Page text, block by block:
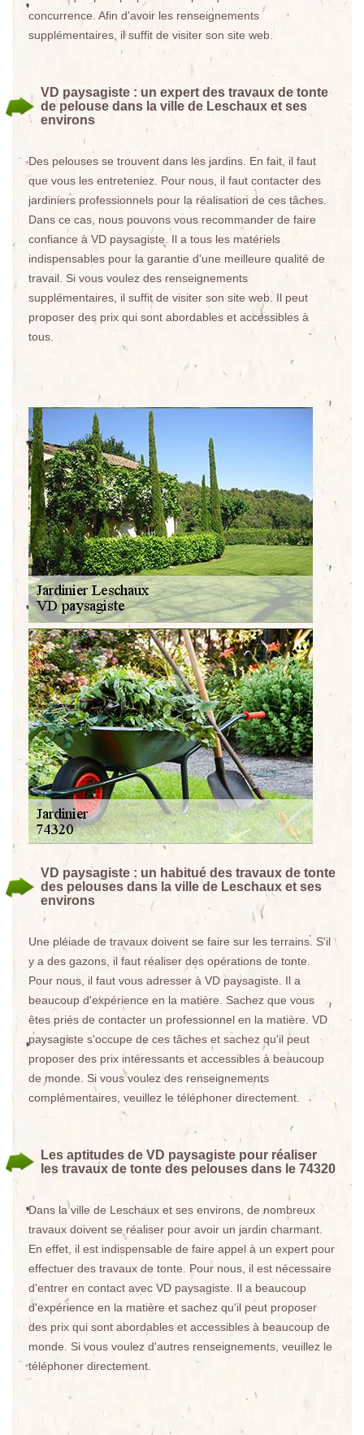
concurrence. Afin d'avoir les renseignements
supplémentaires, il suffit de visiter son site web.
VD paysagiste : un expert des travaux de tonte
de pelouse dans la ville de Leschaux et ses
environs
Des pelouses se trouvent dans les jardins. En fait, il faut
que vous les entreteniez. Pour nous, il faut contacter des
jardiniers professionnels pour la réalisation de ces tâches.
Dans ce cas, nous pouvons vous recommander de faire
confiance à VD paysagiste. Il a tous les matériels
indispensables pour la garantie d'une meilleure qualité de
travail. Si vous voulez des renseignements
supplémentaires, il suffit de visiter son site web. Il peut
proposer des prix qui sont abordables et accessibles à
tous.
VD paysagiste : un habitué des travaux de tonte
des pelouses dans la ville de Leschaux et ses
environs
Une pléiade de travaux doivent se faire sur les terrains. S'il
y a des gazons, il faut réaliser des opérations de tonte.
Pour nous, il faut vous adresser à VD paysagiste. Il a
beaucoup d'expérience en la matière. Sachez que vous
êtes priés de contacter un professionnel en la matière. VD
paysagiste s'occupe de ces tâches et sachez qu'il peut
proposer des prix intéressants et accessibles à beaucoup
de monde. Si vous voulez des renseignements
complémentaires, veuillez le téléphoner directement.
Les aptitudes de VD paysagiste pour réaliser
les travaux de tonte des pelouses dans le 74320
Dans la ville de Leschaux et ses environs, de nombreux
travaux doivent se réaliser pour avoir un jardin charmant.
En effet, il est indispensable de faire appel à un expert pour
effectuer des travaux de tonte. Pour nous, il est nécessaire
d'entrer en contact avec VD paysagiste. Il a beaucoup
d'expérience en la matière et sachez qu'il peut proposer
des prix qui sont abordables et accessibles à beaucoup de
monde. Si vous voulez d'autres renseignements, veuillez le
téléphoner directement.